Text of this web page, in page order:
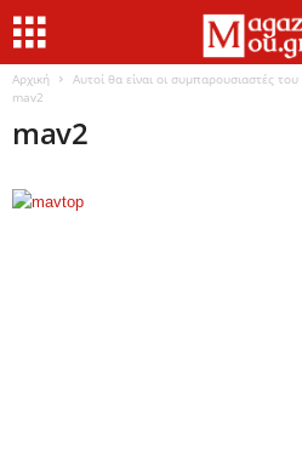
Αρχική
Αυτοί θα είναι οι συμπαρουσιαστές
mav2
mav2